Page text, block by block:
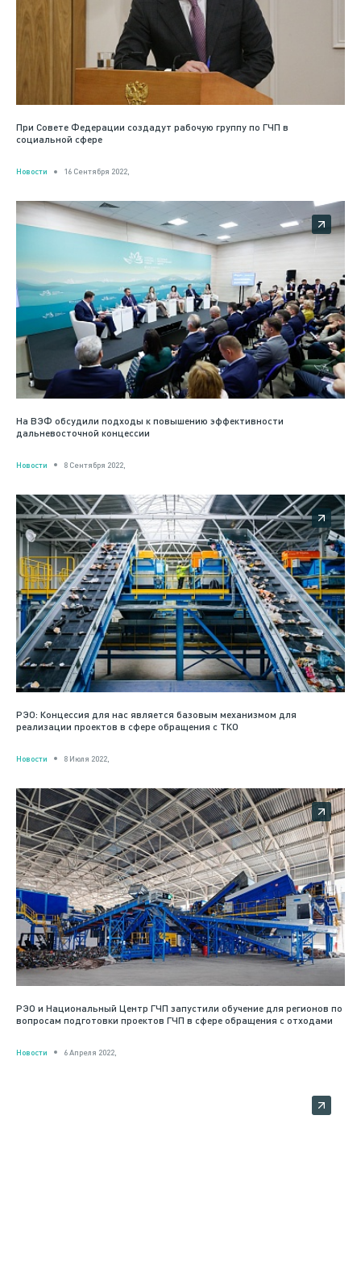
При Совете Федерации создадут рабочую группу по ГЧП в
социальной сфере
Новости 16 Сентября 2022,
На ВЭФ обсудили подходы к повышению эффективности
дальневосточной концессии
Новости 8 Сентября 2022,
РЭО: Концессия для нас является базовым механизмом для
реализации проектов в сфере обращения с ТКО
Новости 8 Июля 2022,
РЭО и Национальный Центр ГЧП запустили обучение для регионов по
вопросам подготовки проектов ГЧП в сфере обращения с отходами
Новости 6 Апреля 2022,